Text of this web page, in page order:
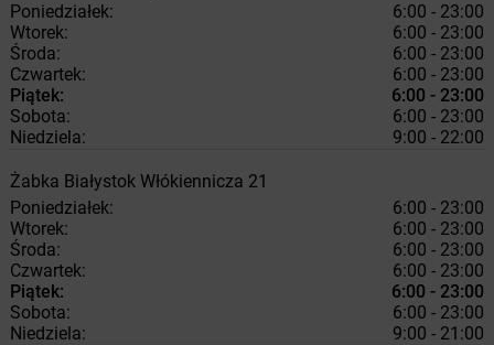
Poniedziałek:
6:00 - 23:00
Wtorek:
6:00 - 23:00
Środa:
6:00 - 23:00
Czwartek:
6:00 - 23:00
Piątek:
6:00 - 23:00
Sobota:
6:00 - 23:00
Niedziela:
9:00 - 22:00
Żabka Białystok Włókiennicza 21
Poniedziałek:
6:00 - 23:00
Wtorek:
6:00 - 23:00
Środa:
6:00 - 23:00
Czwartek:
6:00 - 23:00
Piątek:
6:00 - 23:00
Sobota:
6:00 - 23:00
Niedziela:
9:00 - 21:00